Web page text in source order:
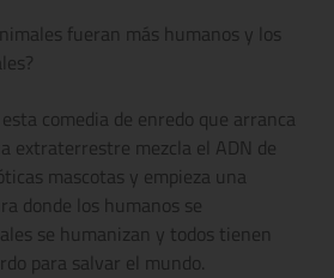
fueran más humanos y los
comedia de enredo que arranca
extraterrestre mezcla el ADN de
mascotas y empieza una
donde los humanos se
se humanizan y todos tienen
para salvar el mundo.